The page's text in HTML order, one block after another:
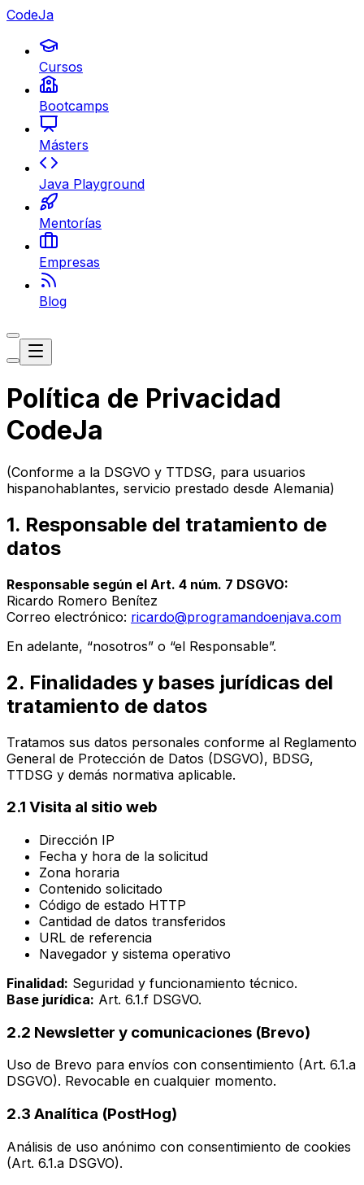
CodeJa
Cursos
Bootcamps
Másters
Java Playground
Mentorías
Empresas
Blog
Política de Privacidad
CodeJa
(Conforme a la DSGVO y TTDSG, para usuarios
hispanohablantes, servicio prestado desde Alemania)
1. Responsable del tratamiento de
datos
Responsable según el Art. 4 núm. 7 DSGVO:
Ricardo Romero Benítez
Correo electrónico: ricardo@programandoenjava.com
En adelante, “nosotros” o “el Responsable”.
2. Finalidades y bases jurídicas del
tratamiento de datos
Tratamos sus datos personales conforme al Reglamento
General de Protección de Datos (DSGVO), BDSG,
TTDSG y demás normativa aplicable.
2.1 Visita al sitio web
Dirección IP
Fecha y hora de la solicitud
Zona horaria
Contenido solicitado
Código de estado HTTP
Cantidad de datos transferidos
URL de referencia
Navegador y sistema operativo
Finalidad: Seguridad y funcionamiento técnico.
Base jurídica: Art. 6.1.f DSGVO.
2.2 Newsletter y comunicaciones (Brevo)
Uso de Brevo para envíos con consentimiento (Art. 6.1.a
DSGVO). Revocable en cualquier momento.
2.3 Analítica (PostHog)
Análisis de uso anónimo con consentimiento de cookies
(Art. 6.1.a DSGVO).